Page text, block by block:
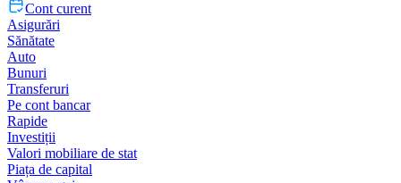
Cont curent
Asigurări
Sănătate
Auto
Bunuri
Transferuri
Pe cont bancar
Rapide
Investiții
Valori mobiliare de stat
Piața de capital